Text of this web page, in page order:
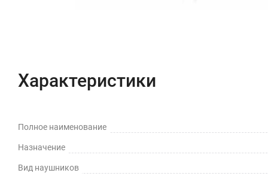
Характеристики
Полное наименование
Назначение
Вид наушников